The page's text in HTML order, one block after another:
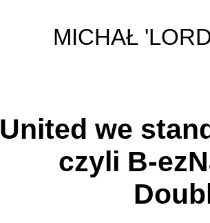
MICHAŁ
United we
czyli B-